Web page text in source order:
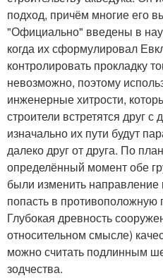
подход, причём многие его
"Официально" введены в
когда их сформулировал
контролировать прокладку
невозможно, поэтому
инженерные хитрости,
строители встретятся друг с
изначально их пути будут
далеко друг от друга. По
определённый момент обе
были изменить направление
попасть в противоположную
Глубокая древность
относительном смысле)
можно считать подлинным
зодчества.